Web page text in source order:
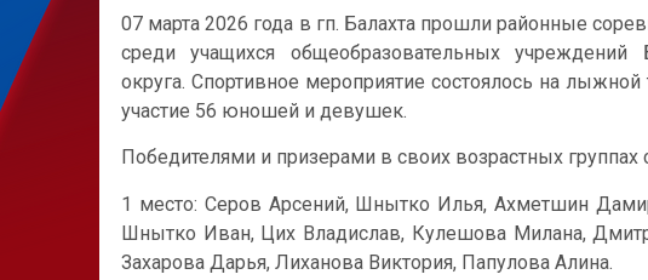
07 марта 2026 года в гп. Балахта прошли районные
среди учащихся общеобразовательных учреждений
округа. Спортивное мероприятие состоялось на
участие 56 юношей и девушек.
Победителями и призерами в своих возрастных группах
1 место: Серов Арсений, Шнытко Илья, Ахметшин
Шнытко Иван, Цих Владислав, Кулешова Милана,
Захарова Дарья, Лиханова Виктория, Папулова Алина.